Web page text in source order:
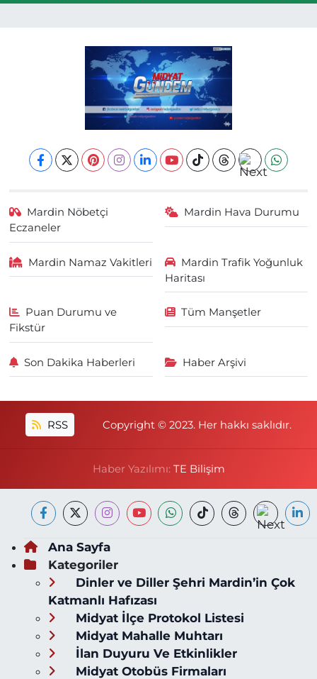
Mardin Nöbetçi
Eczaneler
Mardin Hava Durumu
Mardin Namaz Vakitleri
Mardin Trafik Yoğunluk
Haritası
Puan Durumu ve
Fikstür
Tüm Manşetler
Son Dakika Haberleri Haber Arşivi
RSS Copyright © 2023. Her hakkı saklıdır.
Haber Yazılımı: TE Bilişim
Ana Sayfa
Kategoriler
Dinler ve Diller Şehri Mardin’in Çok
Katmanlı Hafızası
Midyat İlçe Protokol Listesi
Midyat Mahalle Muhtarı
İlan Duyuru Ve Etkinlikler
Midyat Otobüs Firmaları